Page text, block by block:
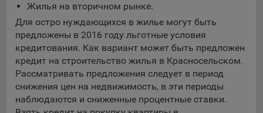
следит за доступностью сервисов, предоставляемых
myfin.by.
Адрес: ООО «Рэкун технолоджи», 220069 г. Минск, пр-т
Дзержинского, д.3Б, пом.44.
Пиксель VK Рекламы - сервис позволяет показывать
рекламу на площадке VK пользователям, которые
посещали сайт.
Адрес: ООО «ВК», РФ, 125167, г. Москва, Ленинградский
Жилья на вторичном рынке.
Для остро нуждающихся в жилье могут быть
предложены в 2016 году льготные условия
кредитования. Как вариант может быть предложен
кредит на строительство жилья в Красносельском.
Рассматривать предложения следует в период
снижения цен на недвижимость, в эти периоды
наблюдаются и сниженные процентные ставки.